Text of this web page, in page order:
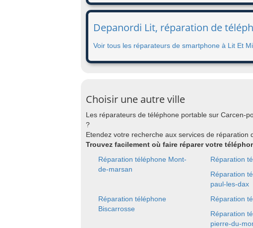
Depanordi Lit, réparation de
Voir tous les réparateurs de smartphone à Lit Et
Choisir une autre ville
Les réparateurs de téléphone portable sur Carcen-
?
Etendez votre recherche aux services de réparation
Trouvez facilement où faire réparer votre
Réparation téléphone Mont-
de-marsan
Réparation
Réparation
paul-les-dax
Réparation téléphone
Biscarrosse
Réparation
Réparation
pierre-du-